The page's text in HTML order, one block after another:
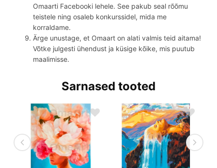
Omaarti Facebooki lehele. See pakub seal rõõmu
teistele ning osaleb konkurssidel, mida me
korraldame.
Ärge unustage, et Omaart on alati valmis teid aitama!
Võtke julgesti ühendust ja küsige kõike, mis puutub
maalimisse.
Sarnased tooted